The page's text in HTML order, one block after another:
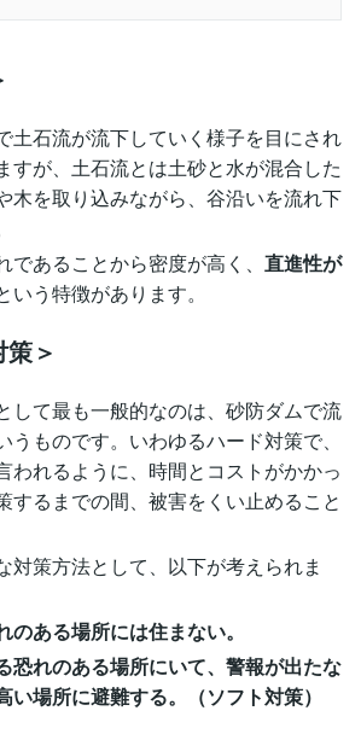
土石流が流下していく様子を目にされ
すが、土石流とは土砂と水が混合した
木を取り込みながら、谷沿いを流れ下
あることから密度が高く、 直進性が
いう特徴があります。
＞
して最も一般的なのは、砂防ダムで流
ものです。いわゆるハード対策で、
われるように、時間とコストがかかっ
するまでの間、被害をくい止めること
策方法として、以下が考えられま
のある場所には住まない。
恐れのある場所にいて、警報が出たな
い場所に避難する。（ソフト対策）